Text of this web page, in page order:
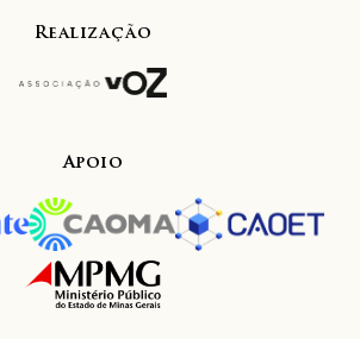
Realização
Apoio